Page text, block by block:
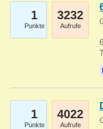
1
Punkte
3232
Aufrufe
1
Punkte
4022
Aufrufe